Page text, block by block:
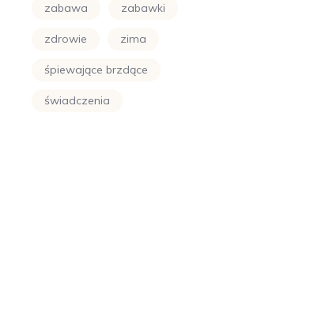
zabawa zabawki
zdrowie zima
śpiewające brzdące
świadczenia